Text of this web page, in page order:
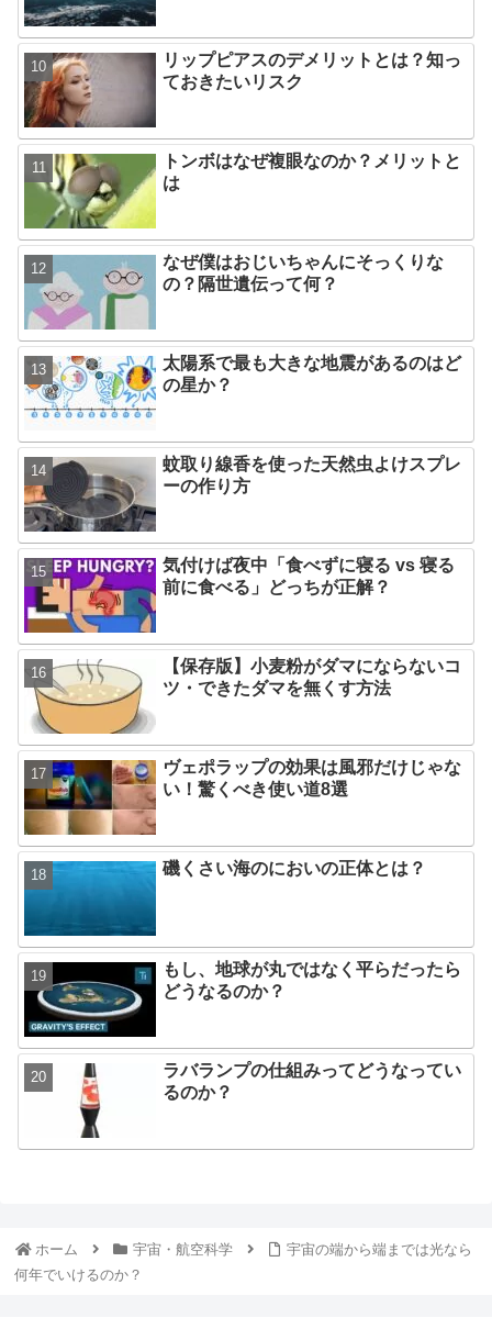
リップピアスのデメリットとは？知っ
ておきたいリスク
トンボはなぜ複眼なのか？メリットと
は
なぜ僕はおじいちゃんにそっくりな
の？隔世遺伝って何？
太陽系で最も大きな地震があるのはど
の星か？
蚊取り線香を使った天然虫よけスプレ
ーの作り方
気付けば夜中「食べずに寝る vs 寝る
前に食べる」どっちが正解？
【保存版】小麦粉がダマにならないコ
ツ・できたダマを無くす方法
ヴェポラップの効果は風邪だけじゃな
い！驚くべき使い道8選
磯くさい海のにおいの正体とは？
もし、地球が丸ではなく平らだったら
どうなるのか？
ラバランプの仕組みってどうなってい
るのか？
ホーム 宇宙・航空科学
宇宙の端から端までは光なら
何年でいけるのか？